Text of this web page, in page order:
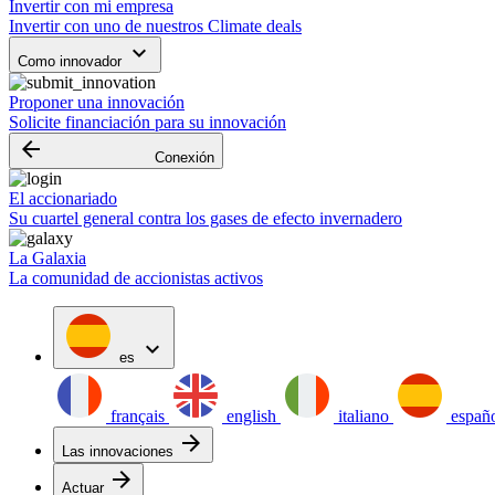
Invertir con mi empresa
Invertir con uno de nuestros Climate deals
Como innovador keyboard_arrow_down
Proponer una innovación
Solicite financiación para su innovación
arrow_backward Conexión
El accionariado
Su cuartel general contra los gases de efecto invernadero
La Galaxia
La comunidad de accionistas activos
es expand_more
français english italiano
Las innovaciones arrow_forward
Actuar arrow_forward